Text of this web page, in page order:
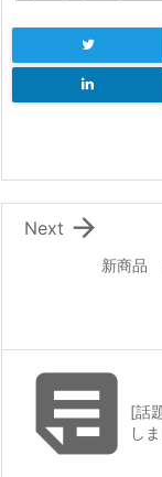
新商品

Next
[話
し